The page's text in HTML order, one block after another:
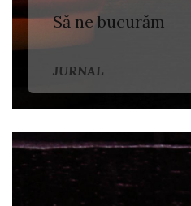
Să ne bucurăm
JURNAL